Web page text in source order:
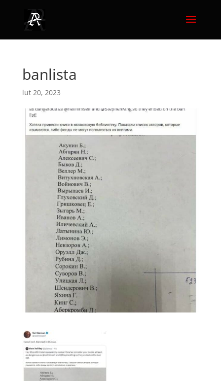
banlista
lut 20, 2023